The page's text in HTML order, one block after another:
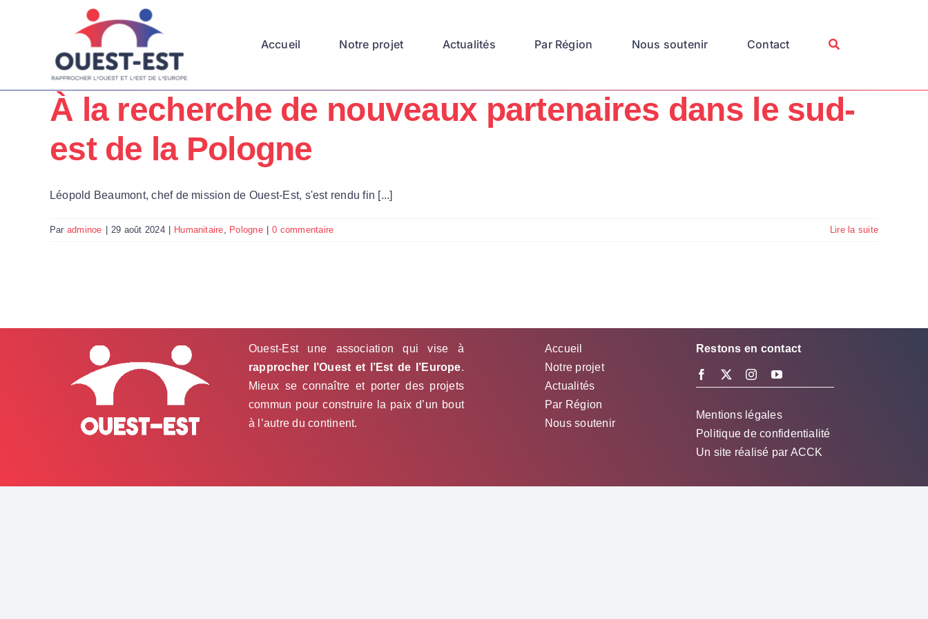
Accueil Notre projet Actualités Par Région Nous soutenir Contact
À la recherche de nouveaux partenaires dans le sud-
est de la Pologne
Léopold Beaumont, chef de mission de Ouest-Est, s'est rendu fin [...]
Par adminoe 29 août 2024 Humanitaire Pologne 0 commentaire Lire la suite
Ouest-Est une association qui vise à
rapprocher l’Ouest et l’Est de l’Europe.
Mieux se connaître et porter des projets
commun pour construire la paix d’un bout
à l’autre du continent.
Accueil
Notre projet
Actualités
Par Région
Nous soutenir
Restons en contact
Mentions légales
Politique de confidentialité
Un site réalisé par ACCK